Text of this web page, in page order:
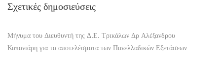
Σχετικές δημοσιεύσεις
Μήνυμα του Διευθυντή της Δ.Ε. Τρικάλων Δρ Αλέξανδρου
Καπανιάρη για τα αποτελέσματα των Πανελλαδικών Εξετάσεων